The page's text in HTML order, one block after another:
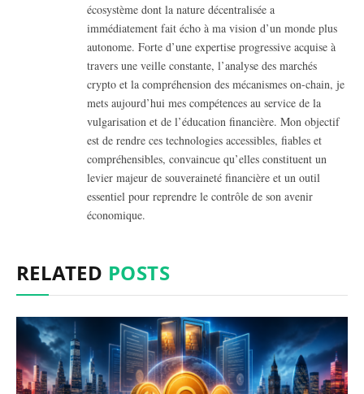
écosystème dont la nature décentralisée a
immédiatement fait écho à ma vision d’un monde plus
autonome. Forte d’une expertise progressive acquise à
travers une veille constante, l’analyse des marchés
crypto et la compréhension des mécanismes on-chain, je
mets aujourd’hui mes compétences au service de la
vulgarisation et de l’éducation financière. Mon objectif
est de rendre ces technologies accessibles, fiables et
compréhensibles, convaincue qu’elles constituent un
levier majeur de souveraineté financière et un outil
essentiel pour reprendre le contrôle de son avenir
économique.
RELATED POSTS